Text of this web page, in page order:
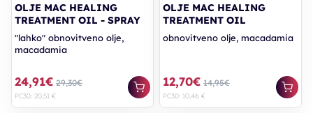
OLJE MAC HEALING
TREATMENT OIL - SPRAY
"lahko" obnovitveno olje,
macadamia
24,91€ 29,30€
PC30: 20,51 €
OLJE MAC HEALING
TREATMENT OIL
obnovitveno olje, macadamia
12,70€ 14,95€
PC30: 10,46 €